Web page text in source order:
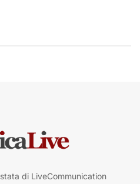
di LiveCommunication